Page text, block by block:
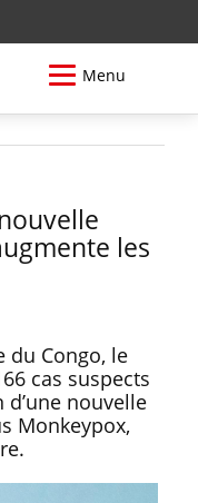
Menu
les
du Congo, le
cas suspects
nouvelle
Monkeypox,